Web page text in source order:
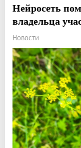
Нейросеть
владельца
Новости